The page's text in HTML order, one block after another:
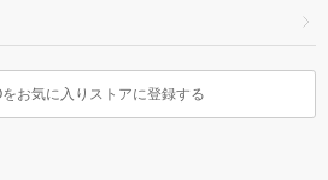
をお気に入りストアに登録する